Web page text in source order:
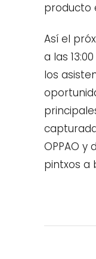
producto
Así el
a las
los
OPPAO
pintxos a